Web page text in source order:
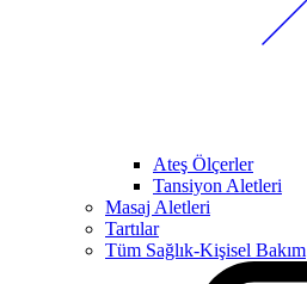
Ateş Ölçerler
Tansiyon Aletleri
Masaj Aletleri
Tartılar
Tüm Sağlık-Kişisel Bakım